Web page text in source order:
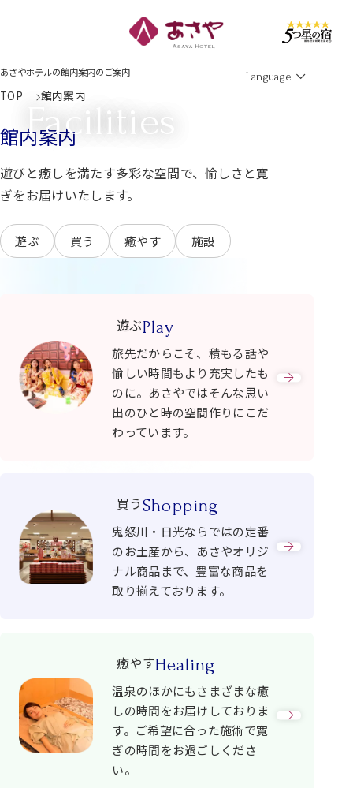
あさやホテルの館内案内のご案内 Language
TOP 館内案内
Facilities
館内案内
遊びと癒しを満たす多彩な空間で、愉しさと寛
ぎをお届けいたします。
遊ぶ 買う 癒やす 施設
遊ぶPlay
旅先だからこそ、積もる話や
愉しい時間もより充実したも
のに。あさやではそんな思い
出のひと時の空間作りにこだ
わっています。
買うShopping
鬼怒川・日光ならではの定番
のお土産から、あさやオリジ
ナル商品まで、豊富な商品を
取り揃えております。
癒やすHealing
温泉のほかにもさまざまな癒
しの時間をお届けしておりま
す。ご希望に合った施術で寛
ぎの時間をお過ごしくださ
い。